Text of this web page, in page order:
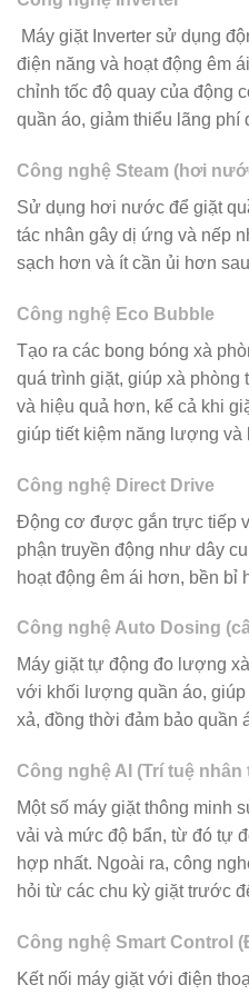
Máy giặt Inverter sử dụng
điện năng và hoạt động êm
chỉnh tốc độ quay của động
quần áo, giảm thiểu lãng phí
Công nghệ Steam (hơi
Sử dụng hơi nước để giặt
tác nhân gây dị ứng và nếp
sạch hơn và ít cần ủi hơn
Công nghệ Eco Bubble
Tạo ra các bong bóng xà
quá trình giặt, giúp xà phòng
và hiệu quả hơn, kể cả khi
giúp tiết kiệm năng lượng và
Công nghệ Direct Drive
Động cơ được gắn trực tiếp
phận truyền động như dây
hoạt động êm ái hơn, bền bỉ
Công nghệ Auto Dosing
Máy giặt tự động đo lượng
với khối lượng quần áo,
xả, đồng thời đảm bảo quần
Công nghệ AI (Trí tuệ nhân
Một số máy giặt thông minh
vải và mức độ bẩn, từ đó tự
hợp nhất. Ngoài ra, công
hỏi từ các chu kỳ giặt trước
Công nghệ Smart Control
Kết nối máy giặt với điện